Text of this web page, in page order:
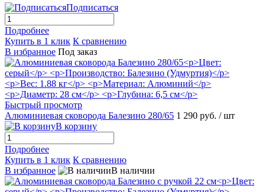
Подписаться
Подробнее
Купить в 1 клик К сравнению
В избранное Под заказ
Быстрый просмотр
Алюминиевая сковорода Балезино 280/65 1 290 руб. / шт
В корзину
Подробнее
Купить в 1 клик К сравнению
В избранное
В наличии